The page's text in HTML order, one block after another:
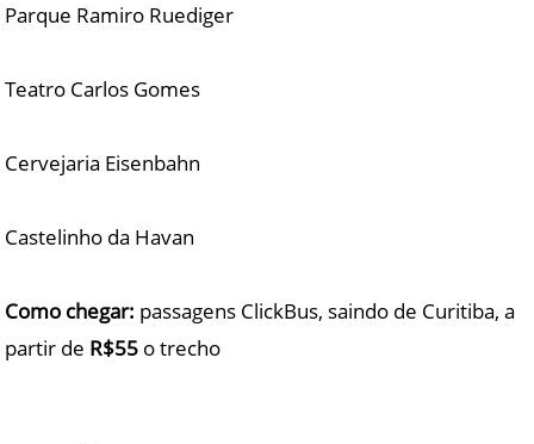
Parque Ramiro Ruediger
Teatro Carlos Gomes
Cervejaria Eisenbahn
Castelinho da Havan
Como chegar: passagens ClickBus, saindo de Curitiba, a
partir de R$55 o trecho